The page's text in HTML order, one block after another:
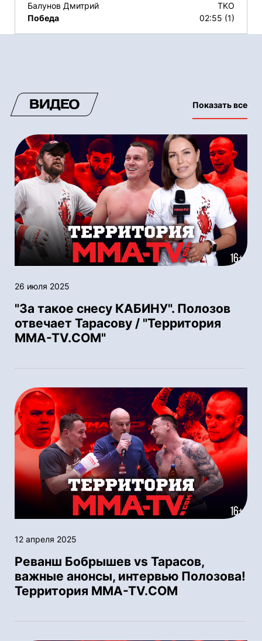
Балунов Дмитрий
Победа
TKO
02:55 (1)
ВИДЕО Показать все
26 июля 2025
"За такое снесу КАБИНУ". Полозов
отвечает Тарасову / "Территория
MMA-TV.COM"
12 апреля 2025
Реванш Бобрышев vs Тарасов,
важные анонсы, интервью Полозова!
Территория MMA-TV.COM